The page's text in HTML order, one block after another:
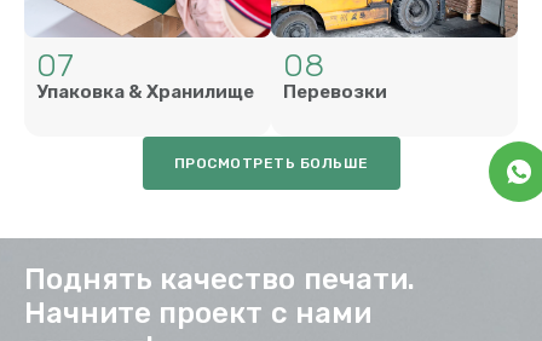
07
Упаковка & Хранилище
08
Перевозки
ПРОСМОТРЕТЬ БОЛЬШЕ
Поднять качество печати.
Начните проект с нами